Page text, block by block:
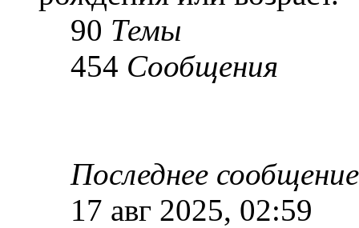
90 Темы
454 Сообщения
Последнее сообщение
17 авг 2025, 02:59